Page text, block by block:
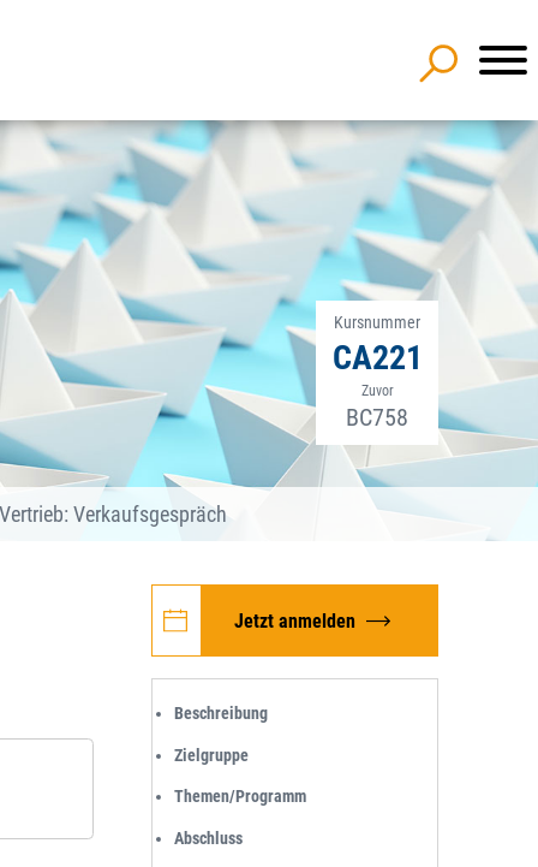
Kursnummer
CA221
Zuvor
BC758
Vertrieb: Verkaufsgespräch
Jetzt anmelden
Beschreibung
Zielgruppe
Themen/Programm
Abschluss